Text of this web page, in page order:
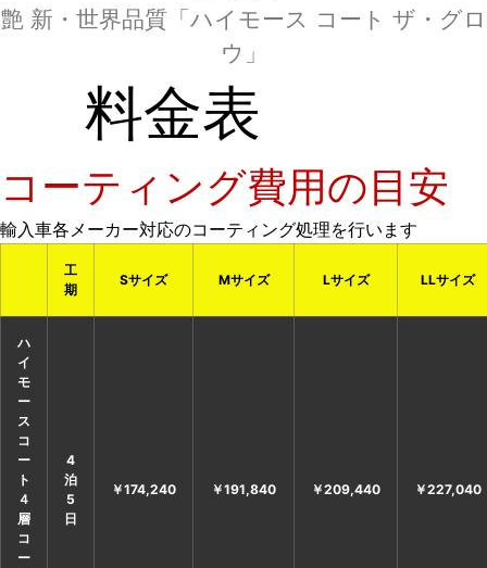
艶 新・世界品質「ハイモース コート ザ・グロ
ウ」
料金表
コーティング費用の目安
輸入車各メーカー対応のコーティング処理を行います
工
期
Sサイズ Mサイズ Lサイズ LLサイズ
ハ
イ
モ
ー
ス
コ
ー
ト
４
層
コ
ー
4
泊
5
日
￥174,240 ￥191,840 ￥209,440 ￥227,040